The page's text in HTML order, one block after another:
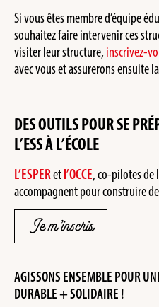
Si vous êtes membre d’équipe
souhaitez faire intervenir ces
visiter leur structure, inscrivez-
avec vous et assurerons ensuite
DES OUTILS POUR SE
L’ESS À L’ÉCOLE
L’ESPERetl’OCCE, co-pilotes de
accompagnent pour construire
Je m’inscris
AGISSONS ENSEMBLE POUR
DURABLE + SOLIDAIRE !